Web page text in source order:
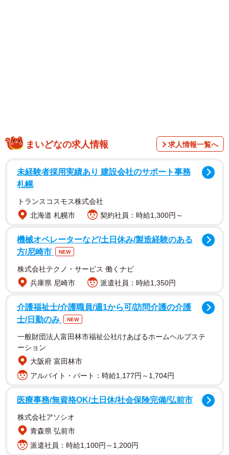
一望できる打狗英国領事館でマジックアワーに撮影したカ
ど、「夏」が感じられるショットとなっています。
また、電子書籍版は本人自らがセレクトしたカットで構成
される限定特典8P付きで発売されます。
本田さんは「ついに表紙とタイトルが解禁されました！！
表紙は2カ月ほど迷い続けたのですが、最終的に迷った2枚
が表紙と裏表紙に。やったー！ ガラリと雰囲気の違う2
枚！どちらも超お気に入りです！あらためて1st写真集
「MARIN」たくさんの方々に届きますように」と喜びを語
っています。
まいどなの求人情報 求人情報一覧へ
未経験者採用実績あり 建設会社のサポート事務
札幌
トランスコスモス株式会社
北海道 札幌市
契約社員：時給1,300円～
機械オペレーターなど/土日休み/製造経験のある
方/尼崎市
NEW
株式会社テクノ・サービス 働くナビ
兵庫県 尼崎市
派遣社員：時給1,350円
介護福祉士/介護職員/週1から可/訪問介護の介護
士/日勤のみ
NEW
一般財団法人富田林市福祉公社/けあぱるホームヘルプステ
ーション
大阪府 富田林市
アルバイト・パート：時給1,177円～1,704円
医療事務/無資格OK/土日休/社会保険完備/弘前市
株式会社アソシオ
青森県 弘前市
派遣社員：時給1,100円～1,200円